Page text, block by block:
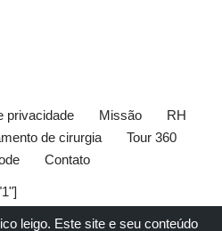
privacidade Missão
RH
de cirurgia
Tour 360
Contato
leigo. Este site e seu conteúdo